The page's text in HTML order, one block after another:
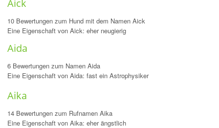
Aick
10 Bewertungen zum Hund mit dem Namen Aick
Eine Eigenschaft von Aick: eher neugierig
Aida
6 Bewertungen zum Namen Aida
Eine Eigenschaft von Aida: fast ein Astrophysiker
Aika
14 Bewertungen zum Rufnamen Aika
Eine Eigenschaft von Aika: eher ängstlich